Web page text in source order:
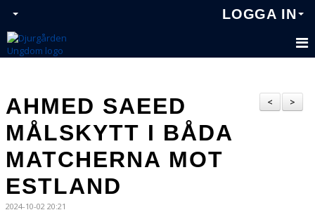
LOGGA IN
>
<
AHMED SAEED
MÅLSKYTT I BÅDA
MATCHERNA MOT
ESTLAND
2024-10-02 20:21